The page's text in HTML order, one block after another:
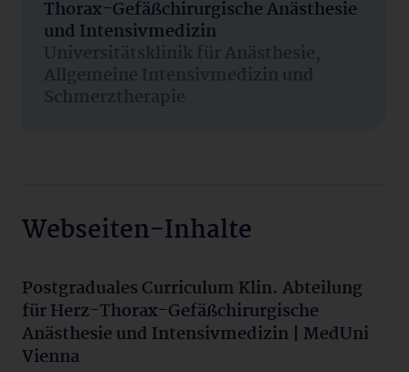
Thorax-Gefäßchirurgische Anästhesie
und Intensivmedizin
Universitätsklinik für Anästhesie,
Allgemeine Intensivmedizin und
Schmerztherapie
Webseiten-Inhalte
Postgraduales Curriculum Klin. Abteilung
für Herz-Thorax-Gefäßchirurgische
Anästhesie und Intensivmedizin | MedUni
Vienna